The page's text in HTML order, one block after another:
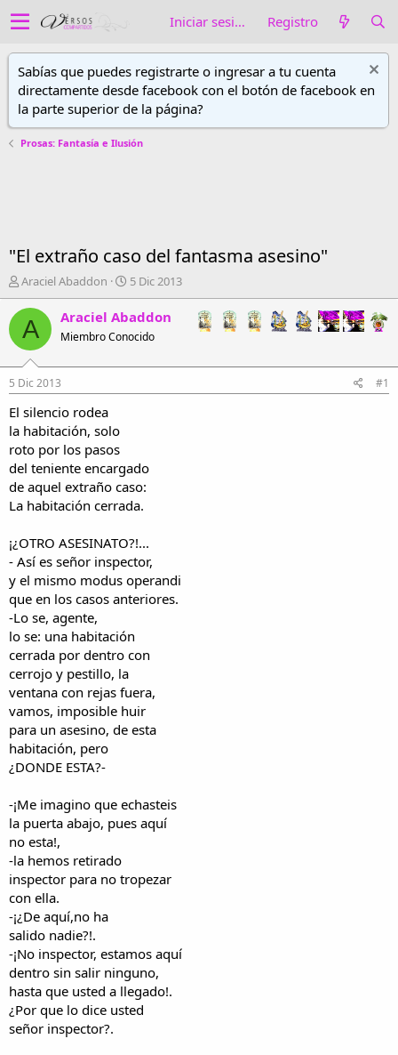
Iniciar sesión Registro
Sabías que puedes registrarte o ingresar a tu cuenta
directamente desde facebook con el botón de facebook en
la parte superior de la página?
Prosas: Fantasía e Ilusión
"El extraño caso del fantasma asesino"
A
u
t
o
r
d
e
h
o
Araciel Abaddon
F
e
c
a
i
o
5 Dic 2013
A Araciel Abaddon
Miembro Conocido
5 Dic 2013 #1
El silencio rodea
la habitación, solo
roto por los pasos
del teniente encargado
de aquel extraño caso:
La habitación cerrada.
¡¿OTRO ASESINATO?!...
- Así es señor inspector,
y el mismo modus operandi
que en los casos anteriores.
-Lo se, agente,
lo se: una habitación
cerrada por dentro con
cerrojo y pestillo, la
ventana con rejas fuera,
vamos, imposible huir
para un asesino, de esta
habitación, pero
¿DONDE ESTA?-
-¡Me imagino que echasteis
la puerta abajo, pues aquí
no esta!,
-la hemos retirado
inspector para no tropezar
con ella.
-¡¿De aquí,no ha
salido nadie?!.
-¡No inspector, estamos aquí
dentro sin salir ninguno,
hasta que usted a llegado!.
¿Por que lo dice usted
señor inspector?.